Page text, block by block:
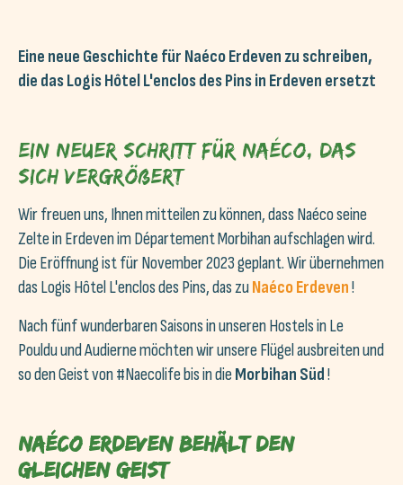
Eine neue Geschichte für Naéco Erdeven zu schreiben,
die das Logis Hôtel L'enclos des Pins in Erdeven ersetzt
Ein neuer Schritt für Naéco, das
sich vergrößert
Wir freuen uns, Ihnen mitteilen zu können, dass Naéco seine
Zelte in Erdeven im Département Morbihan aufschlagen wird.
Die Eröffnung ist für November 2023 geplant. Wir übernehmen
das Logis Hôtel L'enclos des Pins, das zuNaéco Erdeven!
Nach fünf wunderbaren Saisons in unseren Hostels in Le
Pouldu und Audierne möchten wir unsere Flügel ausbreiten und
so den Geist von #Naecolife bis in dieMorbihan Süd!
Naéco Erdeven behält den
gleichen Geist